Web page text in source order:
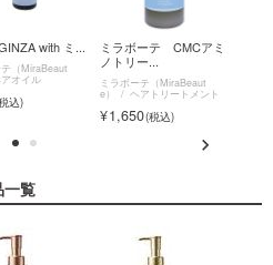
with ミ...
（MiraBeaut
オイル
ミラボーテ CMCアミ
ノトリー...
ミラボーテ（MiraBeaut
e） ヘアトリートメント
1,650
一覧